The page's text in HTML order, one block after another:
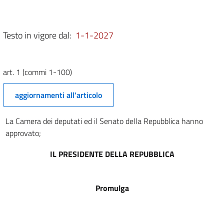
APPROVAZIONE DEGLI STATI
3
4
5
6
7
Testo in vigore dal: 1-1-2027
art. 1 (commi 1-100)
aggiornamenti all'articolo
La Camera dei deputati ed il Senato della Repubblica hanno
approvato;
IL PRESIDENTE DELLA REPUBBLICA
Promulga